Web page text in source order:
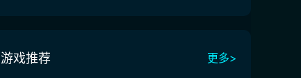
游戏推荐 更多>